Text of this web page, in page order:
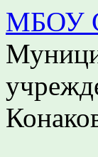
МБОУ